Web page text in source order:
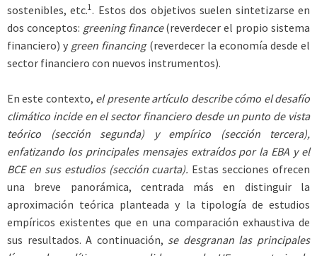
sostenibles, etc.1. Estos dos objetivos suelen sintetizarse en
dos conceptos: greening finance(reverdecer el propio sistema
financiero) y green financing (reverdecer la economía desde el
sector financiero con nuevos instrumentos).
En este contexto, el presente artículo describe cómo el desafío
climático incide en el sector financiero desde un punto de vista
teórico (sección segunda) y empírico (sección tercera),
enfatizando los principales mensajes extraídos por la EBA y el
BCE en sus estudios (sección cuarta). Estas secciones ofrecen
una breve panorámica, centrada más en distinguir la
aproximación teórica planteada y la tipología de estudios
empíricos existentes que en una comparación exhaustiva de
sus resultados. A continuación, se desgranan las principales